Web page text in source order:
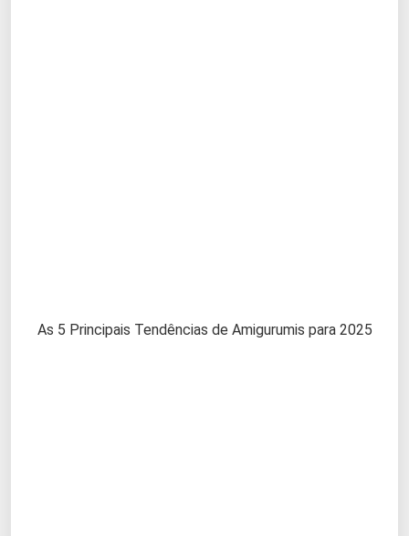
As 5 Principais Tendências de Amigurumis para 2025